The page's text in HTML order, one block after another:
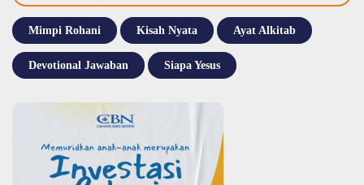
Mimpi Rohani Kisah Nyata Ayat Alkitab
Devotional Jawaban Siapa Yesus